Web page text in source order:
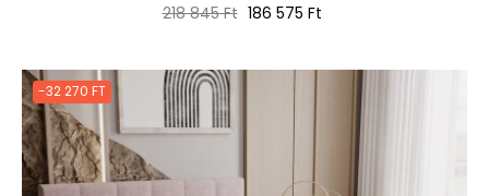
Normál
218 845 Ft Ár
186 575 Ft
-32 270 FT